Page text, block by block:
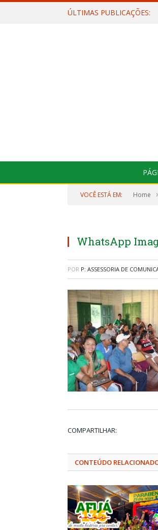
ÚLTIMAS PUBLICAÇÕES:
VOCÊ ESTÁ EM: Home
WhatsApp
POR P: ASSESSORIA DE
COMPARTILHAR:
CONTEÚDO